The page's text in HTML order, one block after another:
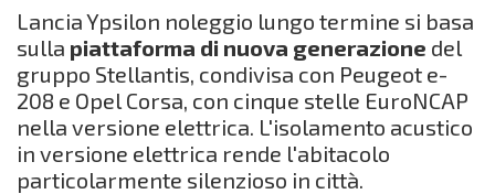
Lancia Ypsilon noleggio lungo termine si basa
sulla piattaforma di nuova generazione del
gruppo Stellantis, condivisa con Peugeot e-
208 e Opel Corsa, con cinque stelle EuroNCAP
nella versione elettrica. L'isolamento acustico
in versione elettrica rende l'abitacolo
particolarmente silenzioso in città.